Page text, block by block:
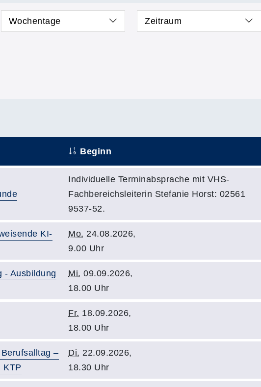
Wochentage Zeitraum
Beginn
Individuelle Terminabsprache mit VHS-
Fachbereichsleiterin Stefanie Horst: 02561
9537-52.
KI-
Mo. 24.08.2026,
9.00 Uhr
- Ausbildung
Mi. 09.09.2026,
18.00 Uhr
Fr. 18.09.2026,
18.00 Uhr
–
KTP
Di. 22.09.2026,
18.30 Uhr